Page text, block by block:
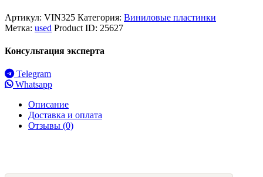
Артикул: VIN325 Категория: Виниловые пластинки
Метка: used Product ID: 25627
Консультация эксперта
Telegram
Whatsapp
Описание
Доставка и оплата
Отзывы (0)